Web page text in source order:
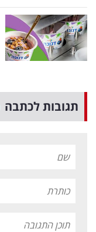
תגובות לכתבה